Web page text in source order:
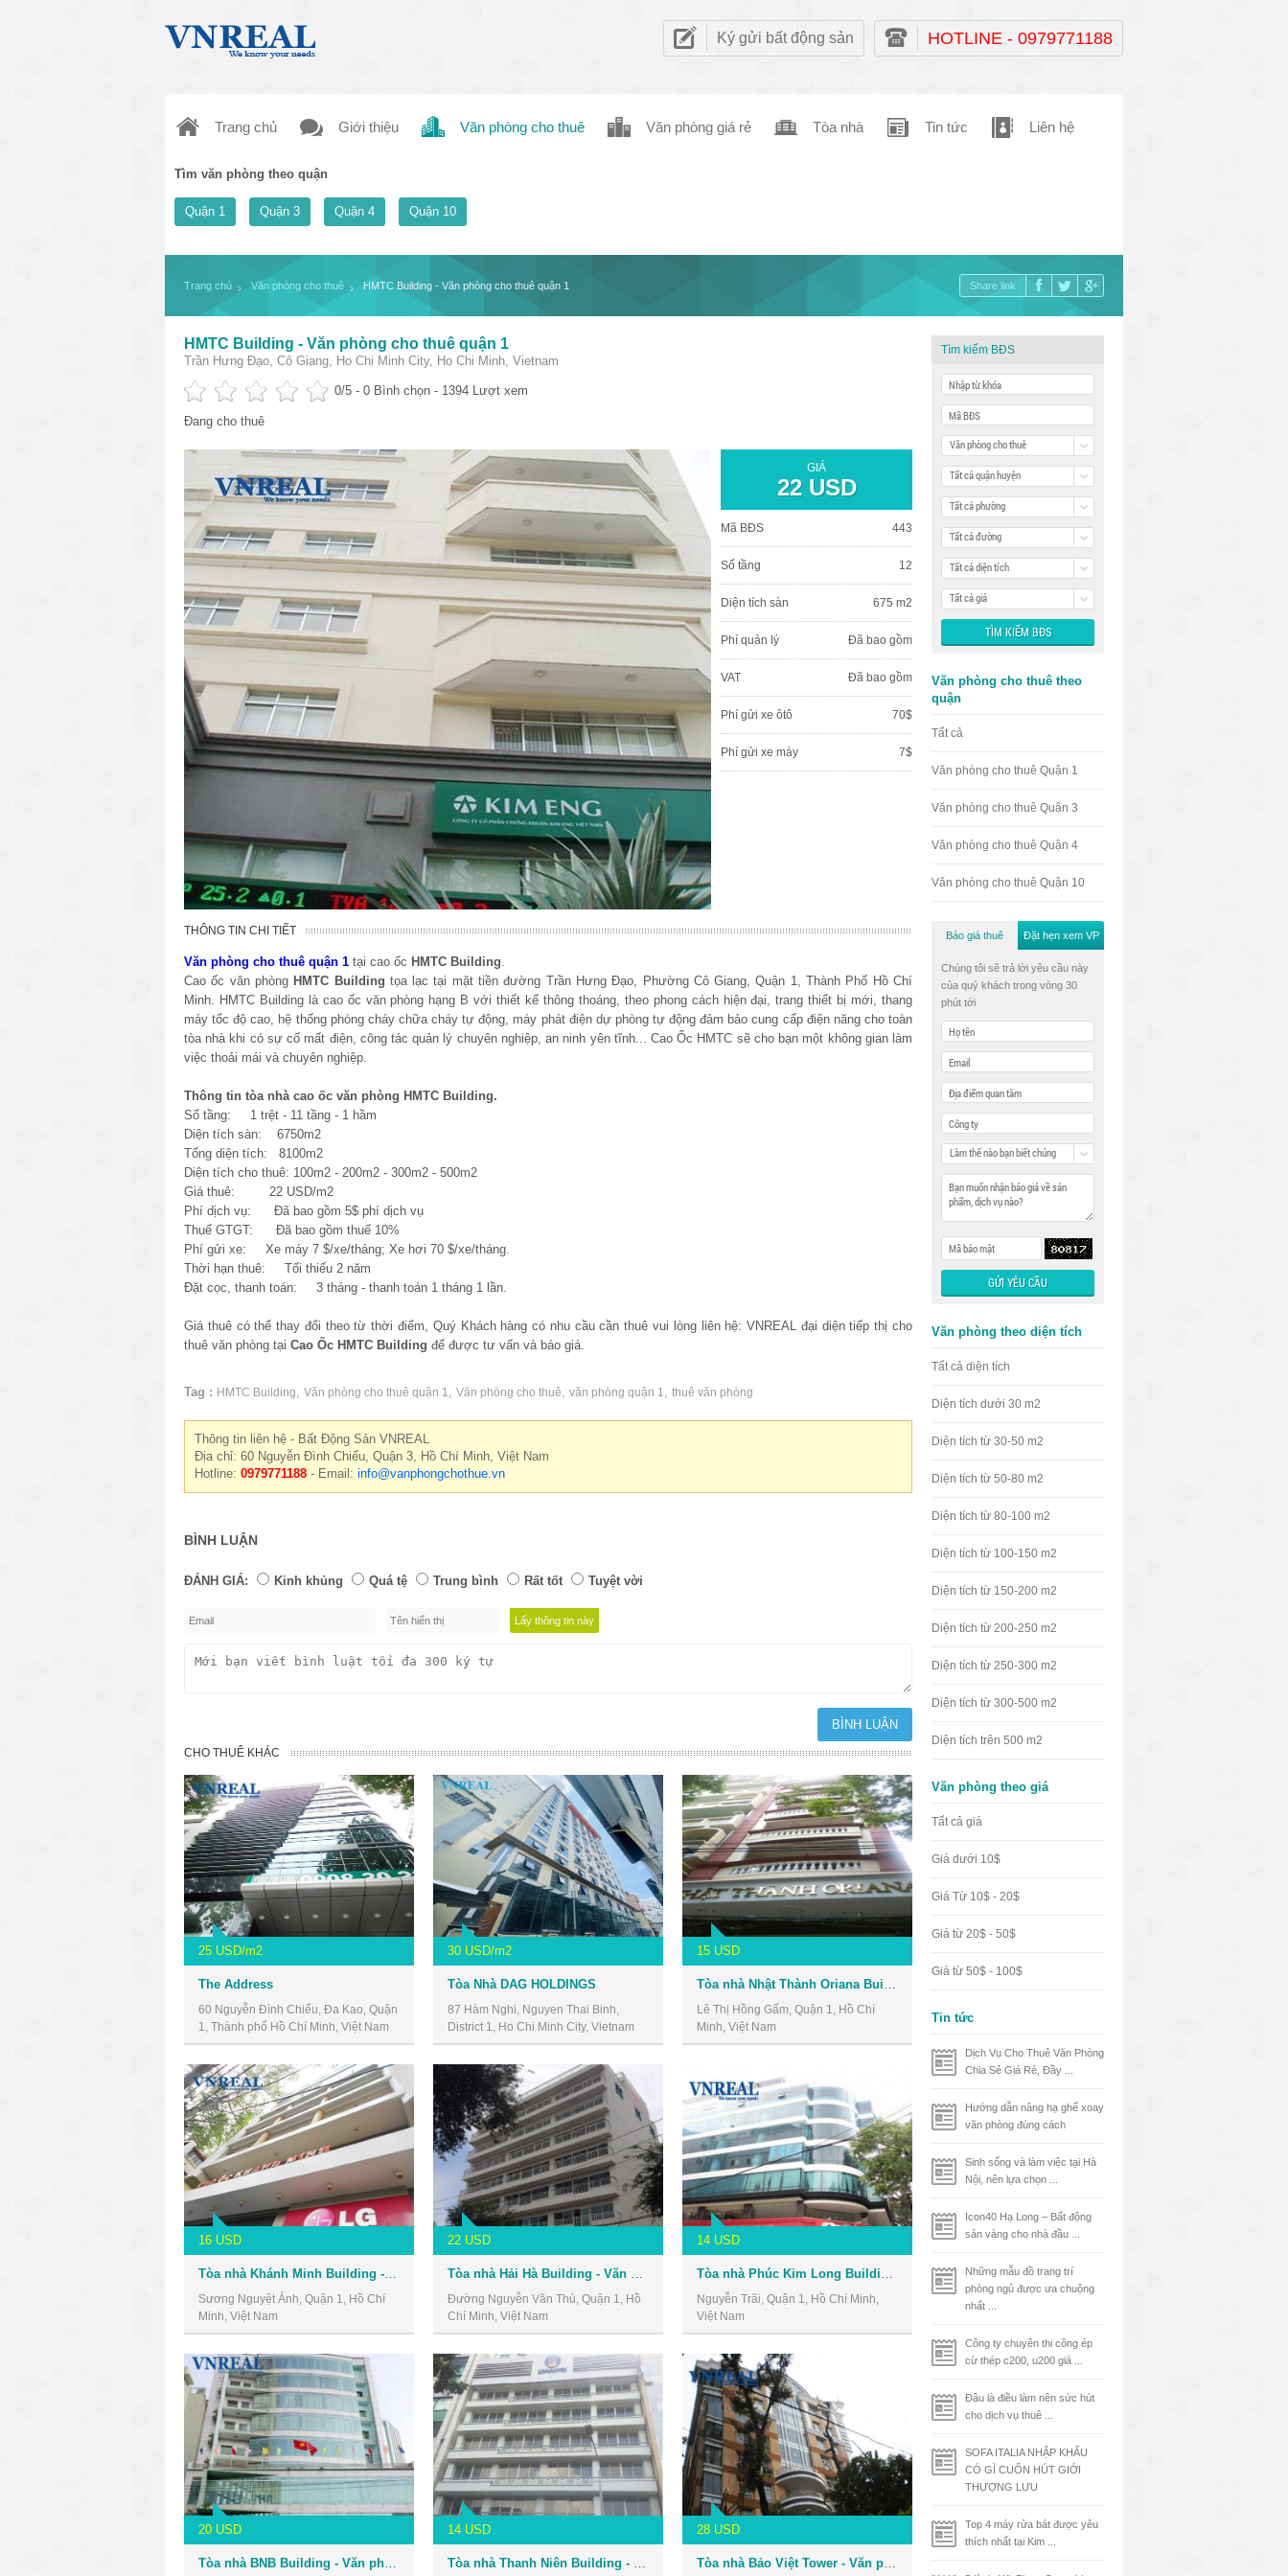
Ký gửi bất động sản HOTLINE - 0979771188
Trang chủ Giới thiệu Văn phòng cho thuê Văn phòng giá rẻ Tòa nhà Tin tức Liên hệ
Tìm văn phòng theo quận
Quận 1 Quận 3 Quận 4 Quận 10
Trang chủ Văn phòng cho thuê HMTC Building - Văn phòng cho thuê quận 1 Share link
HMTC Building - Văn phòng cho thuê quận 1
Trần Hưng Đạo, Cô Giang, Ho Chi Minh City, Ho Chi Minh, Vietnam
0/5 - 0 Bình chọn - 1394 Lượt xem
Đang cho thuê
GIÁ
22 USD
Mã BĐS 443
Số tầng 12
Diện tích sàn 675 m2
Phí quản lý Đã bao gồm
VAT Đã bao gồm
Phí gửi xe ôtô 70$
Phí gửi xe máy 7$
THÔNG TIN CHI TIẾT
Văn phòng cho thuê quận 1 tại cao ốc HMTC Building
Cao ốc văn phòng HMTC Building tọa lạc tại mặt tiền đường Trần Hưng Đạo, Phường Cô Giang, Quận 1, Thành Phố Hồ Chí
Minh. HMTC Building là cao ốc văn phòng hạng B với thiết kế thông thoáng, theo phong cách hiện đại, trang thiết bị mới, thang
máy tốc độ cao, hệ thống phòng cháy chữa cháy tự động, máy phát điện dự phòng tự động đảm bảo cung cấp điện năng cho toàn
tòa nhà khi có sự cố mất điện, công tác quản lý chuyên nghiệp, an ninh yên tĩnh... Cao Ốc HMTC sẽ cho bạn một không gian làm
việc thoải mái và chuyên nghiệp.
Thông tin tòa nhà cao ốc văn phòng HMTC Building.
Số tầng: 1 trệt - 11 tầng - 1 hầm
Diện tích sàn: 6750m2
Tổng diện tích: 8100m2
Diện tích cho thuê: 100m2 - 200m2 - 300m2 - 500m2
Giá thuê: 22 USD/m2
Phí dịch vụ: Đã bao gồm 5$ phí dịch vụ
Thuế GTGT: Đã bao gồm thuế 10%
Phí gửi xe: Xe máy 7 $/xe/tháng; Xe hơi 70 $/xe/tháng.
Thời hạn thuê: Tối thiểu 2 năm
Đặt cọc, thanh toán: 3 tháng - thanh toán 1 tháng 1 lần.
Giá thuê có thể thay đổi theo từ thời điểm, Quý Khách hàng có nhu cầu cần thuê vui lòng liên hệ: VNREAL đại diện tiếp thị cho
thuê văn phòng tại Cao Ốc HMTC Building để được tư vấn và báo giá.
Tag : HMTC Building Văn phòng cho thuê quận 1 Văn phòng cho thuê văn phòng quận 1 thuê văn phòng
Thông tin liên hệ - Bất Động Sản VNREAL
Địa chỉ: 60 Nguyễn Đình Chiểu, Quận 3, Hồ Chí Minh, Việt Nam
Hotline: 0979771188 - Email: info@vanphongchothue.vn
BÌNH LUẬN
ĐÁNH GIÁ: Kinh khủng Quá tệ Trung bình Rất tốt Tuyệt vời
CHO THUÊ KHÁC
25 USD/m2
The Address
60 Nguyễn Đình Chiểu, Đa Kao, Quận
1, Thành phố Hồ Chí Minh, Việt Nam
30 USD/m2
Tòa Nhà DAG HOLDINGS
87 Hàm Nghi, Nguyen Thai Binh,
District 1, Ho Chi Minh City, Vietnam
15 USD
Lê Thị Hồng Gấm, Quận 1, Hồ Chí
Minh, Việt Nam
16 USD
Sương Nguyệt Ánh, Quận 1, Hồ Chí
Minh, Việt Nam
22 USD
Đường Nguyễn Văn Thủ, Quận 1, Hồ
Chí Minh, Việt Nam
14 USD
Nguyễn Trãi, Quận 1, Hồ Chí Minh,
Việt Nam
20 USD 14 USD 28 USD
Tìm kiếm BĐS
Văn phòng cho thuê
Tất cả quận huyện
Tất cả phường
Tất cả đường
Tất cả diện tích
Tất cả giá
Văn phòng cho thuê theo
quận
Tất cả
Văn phòng cho thuê Quận 1
Văn phòng cho thuê Quận 3
Văn phòng cho thuê Quận 4
Văn phòng cho thuê Quận 10
Báo giá thuê Đặt hẹn xem VP
Chúng tôi sẽ trả lời yêu cầu này
của quý khách trong vòng 30
phút tới
Làm thế nào bạn biết chúng
Văn phòng theo diện tích
Tất cả diện tích
Diện tích dưới 30 m2
Diện tích từ 30-50 m2
Diện tích từ 50-80 m2
Diện tích từ 80-100 m2
Diện tích từ 100-150 m2
Diện tích từ 150-200 m2
Diện tích từ 200-250 m2
Diện tích từ 250-300 m2
Diện tích từ 300-500 m2
Diện tích trên 500 m2
Văn phòng theo giá
Tất cả giá
Giá dưới 10$
Giá Từ 10$ - 20$
Giá từ 20$ - 50$
Giá từ 50$ - 100$
Tin tức
Dịch Vụ Cho Thuê Văn Phòng
Chia Sẻ Giá Rẻ, Đầy ...
Hướng dẫn nâng hạ ghế xoay
văn phòng đúng cách
Sinh sống và làm việc tại Hà
Nội, nên lựa chọn ...
Icon40 Hạ Long – Bất động
sản vàng cho nhà đầu ...
Những mẫu đồ trang trí
phòng ngủ được ưa chuộng
nhất ...
Công ty chuyên thi công ép
cừ thép c200, u200 giá ...
Đâu là điều làm nên sức hút
cho dịch vụ thuê ...
SOFA ITALIA NHẬP KHẨU
CÓ GÌ CUỐN HÚT GIỚI
THƯỢNG LƯU
Top 4 máy rửa bát được yêu
thích nhất tại Kim ...
văn phòng cho thuê quận 3
văn phòng quận 1
văn phòng quận 3
cao ốc văn phòng quận 1
cao ốc văn phòng quận 3